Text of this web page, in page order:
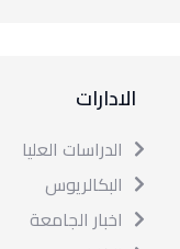
الادارات
الدراسات العليا
البكالريوس
اخبار الجامعة